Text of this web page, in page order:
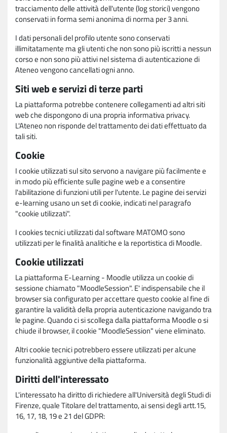
tracciamento delle attività dell'utente (log storici) vengono
conservati in forma semi anonima di norma per 3 anni.
I dati personali del profilo utente sono conservati
illimitatamente ma gli utenti che non sono più iscritti a nessun
corso e non sono più attivi nel sistema di autenticazione di
Ateneo vengono cancellati ogni anno.
Siti web e servizi di terze parti
La piattaforma potrebbe contenere collegamenti ad altri siti
web che dispongono di una propria informativa privacy.
L'Ateneo non risponde del trattamento dei dati effettuato da
tali siti.
Cookie
I cookie utilizzati sul sito servono a navigare più facilmente e
in modo più efficiente sulle pagine web e a consentire
l'abilitazione di funzioni utili per l'utente. Le pagine dei servizi
e-learning usano un set di cookie, indicati nel paragrafo
"cookie utilizzati".
I cookies tecnici utilizzati dal software MATOMO sono
utilizzati per le finalità analitiche e la reportistica di Moodle.
Cookie utilizzati
La piattaforma E-Learning - Moodle utilizza un cookie di
sessione chiamato "MoodleSession". E' indispensabile che il
browser sia configurato per accettare questo cookie al fine di
garantire la validità della propria autenticazione navigando tra
le pagine. Quando ci si scollega dalla piattaforma Moodle o si
chiude il browser, il cookie "MoodleSession" viene eliminato.
Altri cookie tecnici potrebbero essere utilizzati per alcune
funzionalità aggiuntive della piattaforma.
Diritti dell'interessato
L'interessato ha diritto di richiedere all'Università degli Studi di
Firenze, quale Titolare del trattamento, ai sensi degli artt.15,
16, 17, 18, 19 e 21 del GDPR: